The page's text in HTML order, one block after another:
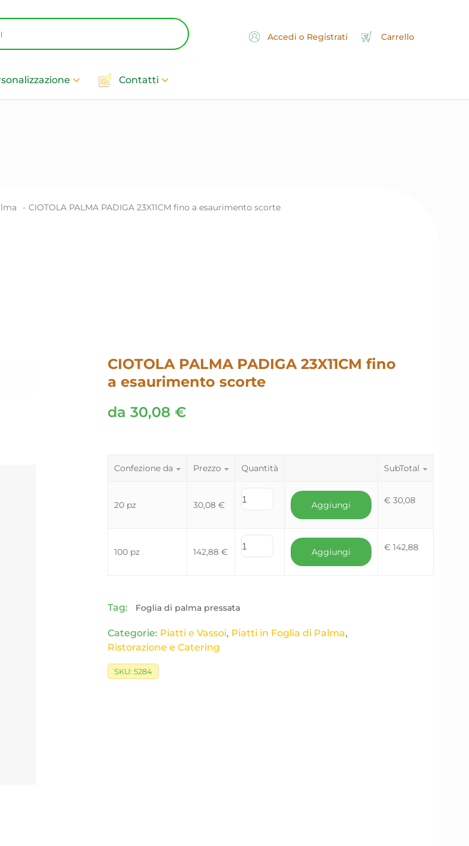
Accedi o Registrati Carrello
Contatti
- CIOTOLA PALMA PADIGA 23X11CM fino a esaurimento scorte
CIOTOLA PALMA PADIGA 23X11CM fino
a esaurimento scorte
da30,08€
Confezione da Prezzo Quantità SubTotal
20 pz 30,08€ Aggiungi €30,08
100 pz 142,88€ Aggiungi €142,88
Tag: Foglia di palma pressata
Categorie: Piatti e Vassoi, Piatti in Foglia di Palma,
Ristorazione e Catering
SKU:5284